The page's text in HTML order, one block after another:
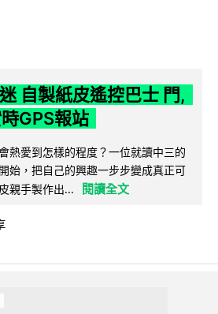
自製紙皮遙控巴士 門,
GPS報站
熱愛到怎樣的程度？一位就讀中三的
始，把自己的興趣一步步變成真正可
親手製作出...
閱讀全文